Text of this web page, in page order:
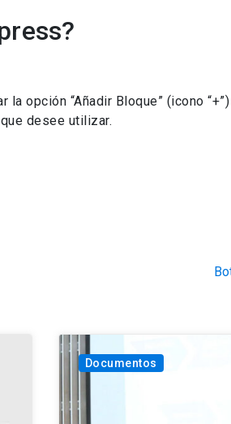
opción “Añadir Bloque” (icono
desee utilizar.
Documentos